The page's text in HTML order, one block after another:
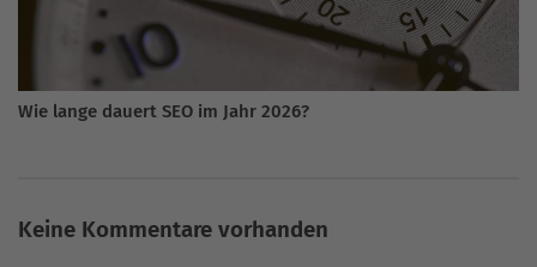
Wie lange dauert SEO im Jahr 2026?
Keine Kommentare vorhanden